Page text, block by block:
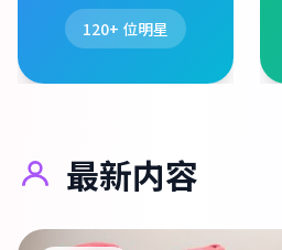
120+ 位明星
最新内容